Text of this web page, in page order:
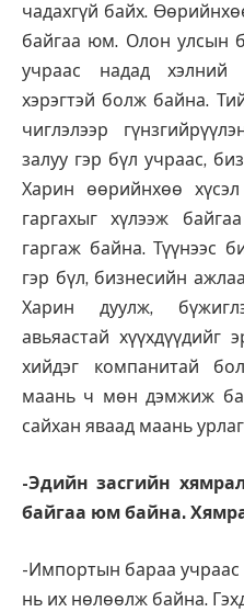
чадахгүй байх.
байгаа юм. Олон улсын
учраас надад
хэрэгтэй болж байна.
чиглэлээр
залуу гэр бүл учраас,
Харин өөрийнхөө
гаргахыг хүлээж
гаргаж байна. Түүнээс
гэр бүл, бизнесийн
Харин дуулж,
авьяастай хүүхдүүдийг
хийдэг компанитай
маань ч мөн дэмжиж
сайхан яваад маань
-Эдийн засгийн
байгаа юм байна.
-Импортын бараа
нь их нөлөөлж байна.